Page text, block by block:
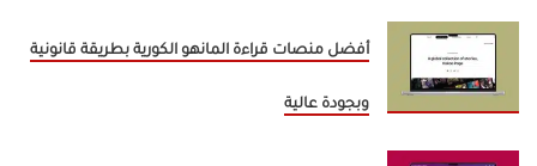
أفضل منصات قراءة المانهو الكورية بطريقة قانونية
وبجودة عالية